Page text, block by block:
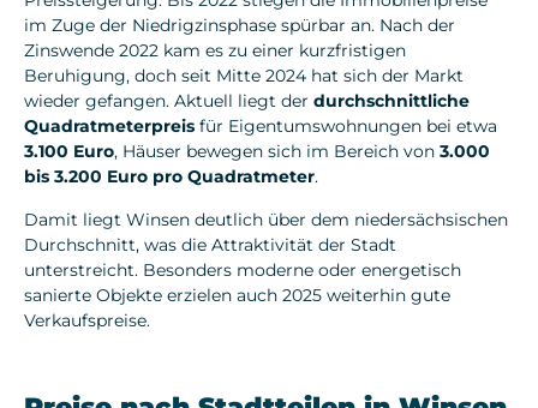
im Zuge der Niedrigzinsphase spürbar an. Nach der
Zinswende 2022 kam es zu einer kurzfristigen
Beruhigung, doch seit Mitte 2024 hat sich der Markt
wieder gefangen. Aktuell liegt der durchschnittliche
Quadratmeterpreis für Eigentumswohnungen bei etwa
3.100 Euro, Häuser bewegen sich im Bereich von 3.000
bis 3.200 Euro pro Quadratmeter.
Damit liegt Winsen deutlich über dem niedersächsischen
Durchschnitt, was die Attraktivität der Stadt
unterstreicht. Besonders moderne oder energetisch
sanierte Objekte erzielen auch 2025 weiterhin gute
Verkaufspreise.